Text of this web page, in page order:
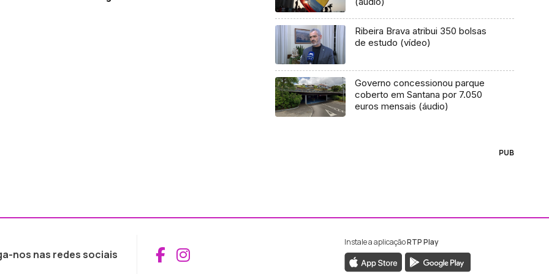
Ribeira Brava atribui 350 bolsas
de estudo (vídeo)
Governo concessionou parque
coberto em Santana por 7.050
euros mensais (áudio)
PUB
nos nas redes sociais Aceder ao Facebook da RTP Madeira
Aceder ao Instagram da RTP Madeira
Instale a aplicaçãoRTP Play